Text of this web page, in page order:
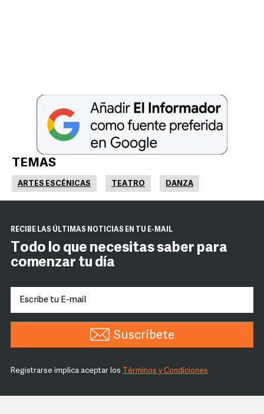
TEMAS
ARTES ESCÉNICAS TEATRO DANZA
RECIBE LAS ÚLTIMAS NOTICIAS EN TU E-MAIL
Todo lo que necesitas saber para
comenzar tu día
Suscríbete
Registrarse implica aceptar los Términos y Condiciones